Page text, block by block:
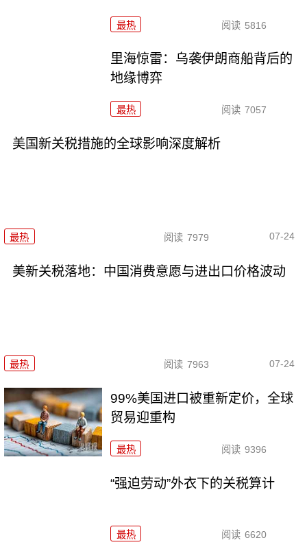
最热 阅读 5816
里海惊雷：乌袭伊朗商船背后的
地缘博弈
最热 阅读 7057
美国新关税措施的全球影响深度解析
最热 阅读 7979 07-24
美新关税落地：中国消费意愿与进出口价格波动
最热 阅读 7963 07-24
99%美国进口被重新定价，全球
贸易迎重构
最热 阅读 9396
“强迫劳动”外衣下的关税算计
最热 阅读 6620